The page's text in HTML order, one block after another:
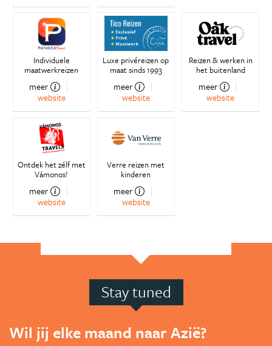
Individuele
maatwerkreizen
meer
website
Luxe privéreizen op
maat sinds 1993
meer
website
Reizen & werken in
het buitenland
meer
website
Ontdek het zélf met
Vámonos!
meer
website
Verre reizen met
kinderen
meer
website
Stay tuned
Wil jij elke maand naar Azië?